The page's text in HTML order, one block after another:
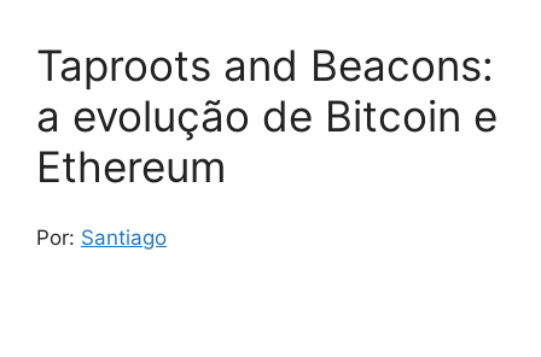
Taproots and Beacons:
a evolução de Bitcoin e
Ethereum
Por: Santiago